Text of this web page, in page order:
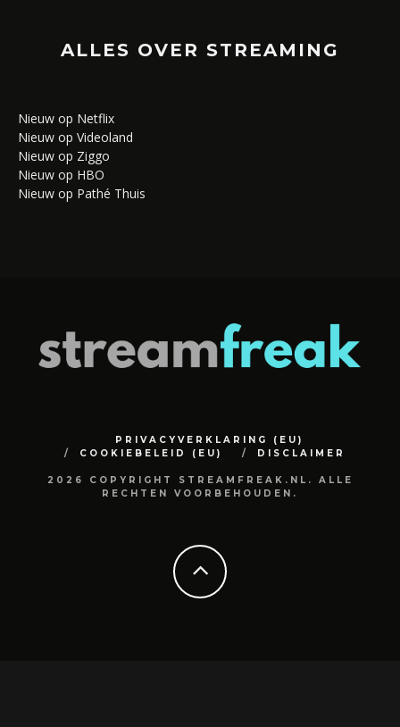
ALLES OVER STREAMING
Nieuw op Netflix
Nieuw op Videoland
Nieuw op Ziggo
Nieuw op HBO
Nieuw op Pathé Thuis
PRIVACYVERKLARING (EU)
COOKIEBELEID (EU)
DISCLAIMER
2026 COPYRIGHT STREAMFREAK.NL. ALLE
RECHTEN VOORBEHOUDEN.